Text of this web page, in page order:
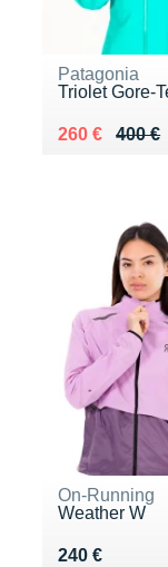
Patagonia
Triolet Gore-
400 €
Au lieu de
260 €
Vendu 260 €
On-Running
Weather W
240 €
Vendu 240 €